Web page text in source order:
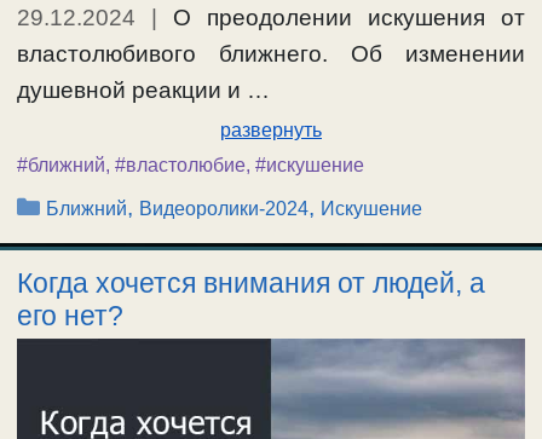
29.12.2024 | О преодолении искушения от
властолюбивого ближнего. Об изменении
душевной реакции и …
развернуть
#ближний, #властолюбие, #искушение
Рубрики
Ближний, Видеоролики-2024, Искушение
Когда хочется внимания от людей, а
его нет?